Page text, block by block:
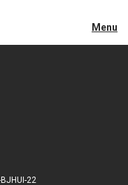
Menu
22